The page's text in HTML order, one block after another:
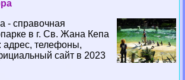
- справочная
в г. Св. Жана Кепа
телефоны,
сайт в 2023